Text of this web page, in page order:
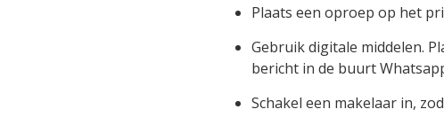
Plaats een oproep op het
Gebruik digitale middelen.
bericht in de buurt
Schakel een makelaar in,